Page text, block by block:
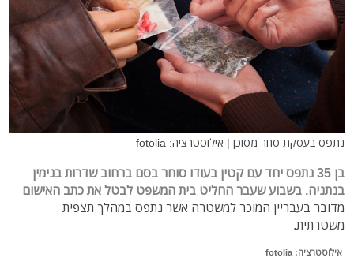
נתפס בעסקת סחר מסוכן | אילוסטרציה: fotolia
בן 35 נתפס יחד עם קטין בעודו סוחר בסם ברחוב שדרות בנימין
בנתניה. בשבוע שעבר החליט בית המשפט לבטל את כתב האישום
מדובר בעבריין המוכר למשטרה אשר נתפס במהלך תצפית
משטרתית.
אילוסטרציה: fotolia